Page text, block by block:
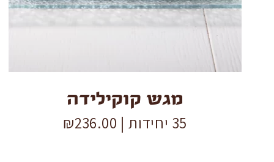
מגש קוקילידה
35 יחידות | ₪236.00